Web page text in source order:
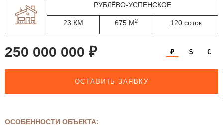
РУБЛЁВО-УСПЕНСКОЕ
23 КМ 675 М2 120 соток
250 000 000 ₽ ₽ $ €
ОСТАВИТЬ ЗАЯВКУ
ОСОБЕННОСТИ ОБЪЕКТА: